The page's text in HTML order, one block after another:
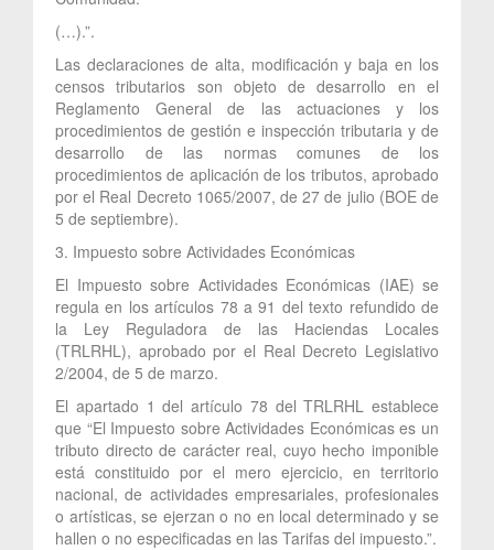
(…).”.
Las declaraciones de alta, modificación y baja en los
censos tributarios son objeto de desarrollo en el
Reglamento General de las actuaciones y los
procedimientos de gestión e inspección tributaria y de
desarrollo de las normas comunes de los
procedimientos de aplicación de los tributos, aprobado
por el Real Decreto 1065/2007, de 27 de julio (BOE de
5 de septiembre).
3. Impuesto sobre Actividades Económicas
El Impuesto sobre Actividades Económicas (IAE) se
regula en los artículos 78 a 91 del texto refundido de
la Ley Reguladora de las Haciendas Locales
(TRLRHL), aprobado por el Real Decreto Legislativo
2/2004, de 5 de marzo.
El apartado 1 del artículo 78 del TRLRHL establece
que “El Impuesto sobre Actividades Económicas es un
tributo directo de carácter real, cuyo hecho imponible
está constituido por el mero ejercicio, en territorio
nacional, de actividades empresariales, profesionales
o artísticas, se ejerzan o no en local determinado y se
hallen o no especificadas en las Tarifas del impuesto.”.